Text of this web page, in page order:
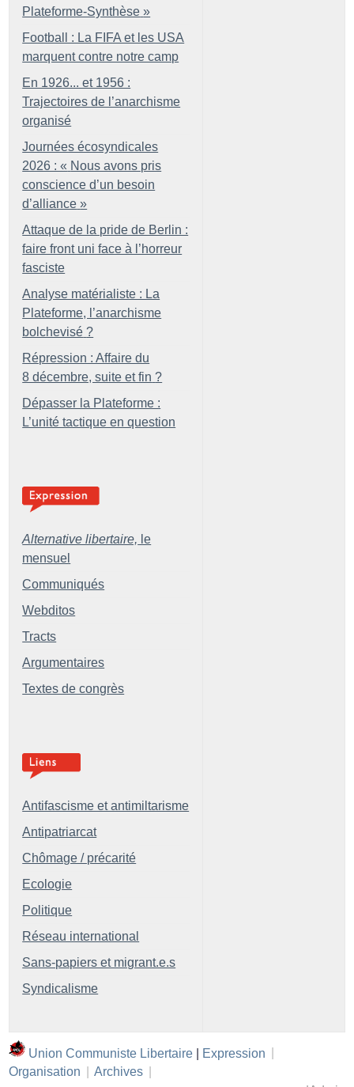
Plateforme-Synthèse »
Football : La FIFA et les USA
marquent contre notre camp
En 1926... et 1956 :
Trajectoires de l’anarchisme
organisé
Journées écosyndicales
2026 : « Nous avons pris
conscience d’un besoin
d’alliance »
Attaque de la pride de Berlin :
faire front uni face à l’horreur
fasciste
Analyse matérialiste : La
Plateforme, l’anarchisme
bolchevisé ?
Répression : Affaire du
8 décembre, suite et fin ?
Dépasser la Plateforme :
L’unité tactique en question
Alternative libertaire, le
mensuel
Communiqués
Webditos
Tracts
Argumentaires
Textes de congrès
Antifascisme et antimiltarisme
Antipatriarcat
Chômage / précarité
Ecologie
Politique
Réseau international
Sans-papiers et migrant.e.s
Syndicalisme
Union Communiste Libertaire | Expression
Organisation
Archives